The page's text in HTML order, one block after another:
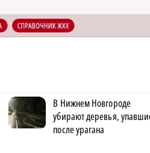
В Нижнем Новгороде
убирают деревья,
после урагана